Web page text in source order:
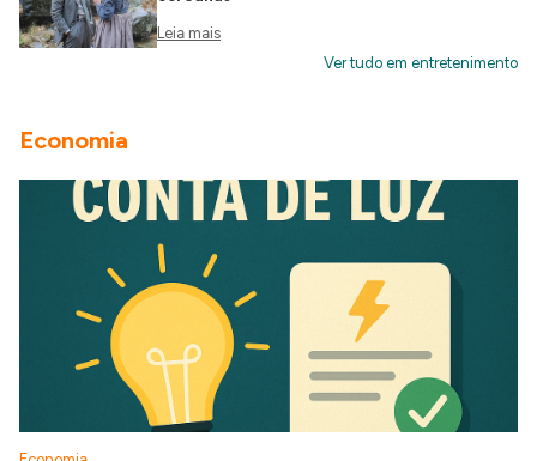
Leia mais
Ver tudo em entretenimento
Economia